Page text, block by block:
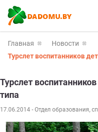
Главная
Новости
Турслет воспитанников
Турслет
типа
17.06.2014 - Отдел образования,